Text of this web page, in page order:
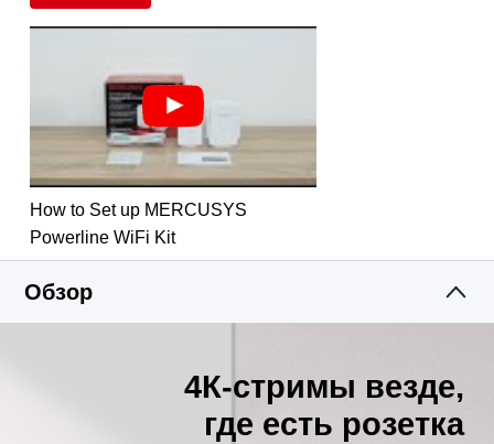
подключения для ПК, IPTV и игровых консолей
настройке
Простое расширение
дополнительных адаптеров Powerline
How to Set up MERCUSYS
Powerline WiFi Kit
Обзор
4К-стримы везде,
где есть розетка